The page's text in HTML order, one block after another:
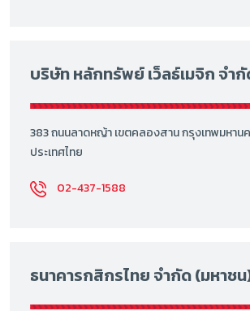
บริษัท หลักทรัพย์ เว็ลธ์เมจิก จำ
383 ถนนลาดหญ้า เขตคลองสาน กรุงเทพมหาน
ประเทศไทย
02-437-1588
ธนาคารกสิกรไทย จำกัด (มหาช